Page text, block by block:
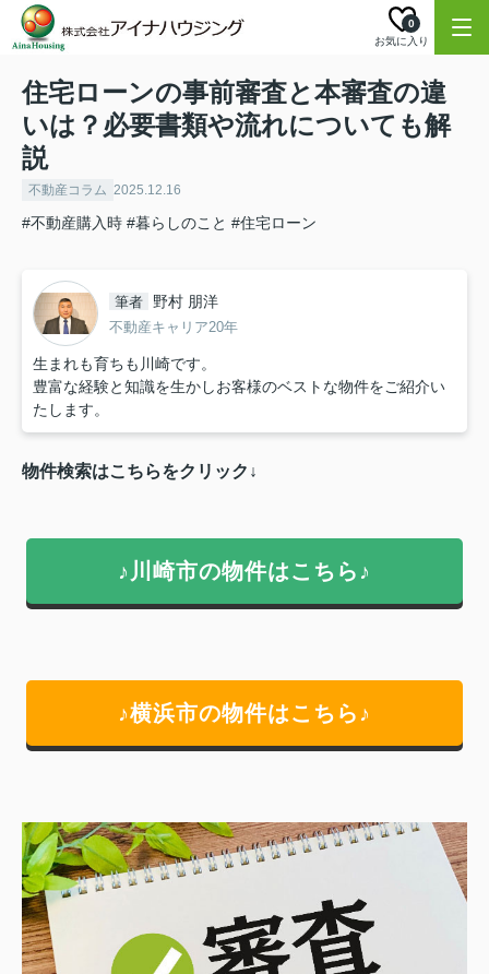
お気に入り
0
住宅ローンの事前審査と本審査の違
いは？必要書類や流れについても解
説
不動産コラム 2025.12.16
#不動産購入時 #暮らしのこと #住宅ローン
筆者 野村 朋洋
不動産キャリア20年
生まれも育ちも川崎です。
豊富な経験と知識を生かしお客様のベストな物件をご紹介い
たします。
物件検索はこちらをクリック↓
♪川崎市の物件はこちら♪
♪横浜市の物件はこちら♪